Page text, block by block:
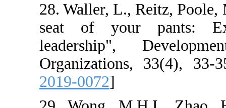
28. Waller, L.,
seat of your